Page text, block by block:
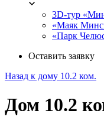
3D-тур
«Маяк
«Парк
Оставить заявку
Назад к дому 10.2 ком.
Дом 10.2